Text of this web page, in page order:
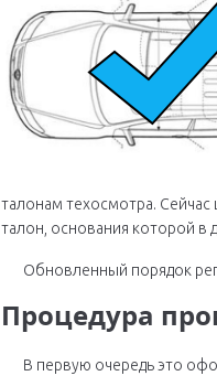
талонам техосмотра.
талон, основания которой
Обновленный порядок
Процедура
В первую очередь это